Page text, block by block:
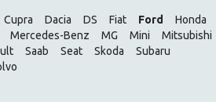
Cupra Dacia DS Fiat Ford
Honda
Mercedes-Benz MG Mini
Mitsubishi
Saab Seat Skoda
Subaru